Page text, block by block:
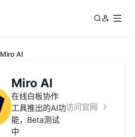
Miro AI
Miro AI
在线白板协作
工具推出的AI功
能，Beta测试
中
访问官网